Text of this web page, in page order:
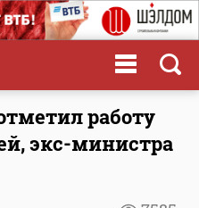
работу
экс-министра